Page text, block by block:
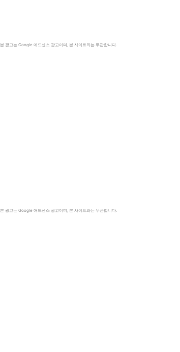
본 광고는 Google 애드센스 광고이며, 본 사이트와는 무관합니다.
본 광고는 Google 애드센스 광고이며, 본 사이트와는 무관합니다.